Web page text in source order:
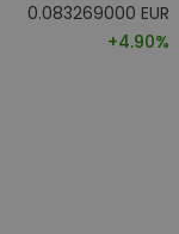
0.083269000 EUR
+4.90%